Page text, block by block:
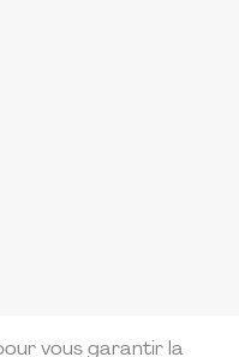
vous garantir la